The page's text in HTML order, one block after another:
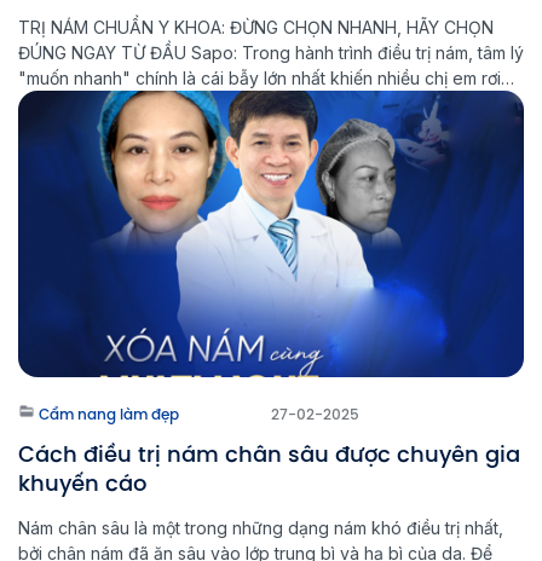
TRỊ NÁM CHUẨN Y KHOA: ĐỪNG CHỌN NHANH, HÃY CHỌN
ĐÚNG NGAY TỪ ĐẦU Sapo: Trong hành trình điều trị nám, tâm lý
"muốn nhanh" chính là cái bẫy lớn nhất khiến nhiều chị em rơi
vào vòng lặp: Điều trị - Tái phát - Nặng hơn. Tại Phòng khám
Laser Thẩm mỹ Aeslatek, chúng […]
Cẩm nang làm đẹp 27-02-2025
Cách điều trị nám chân sâu được chuyên gia
khuyến cáo
Nám chân sâu là một trong những dạng nám khó điều trị nhất,
bởi chân nám đã ăn sâu vào lớp trung bì và hạ bì của da. Để